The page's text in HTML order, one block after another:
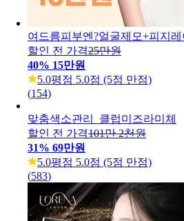
여드름피부엔?얼굴제모+피지
할인 전 가격25만원
40% 15만원
5.0평점 5.0점 (5점 만점)
(154)
맞춤색소관리_클럽미즈라미체
할인 전 가격101만 2천원
31% 69만원
5.0평점 5.0점 (5점 만점)
(583)